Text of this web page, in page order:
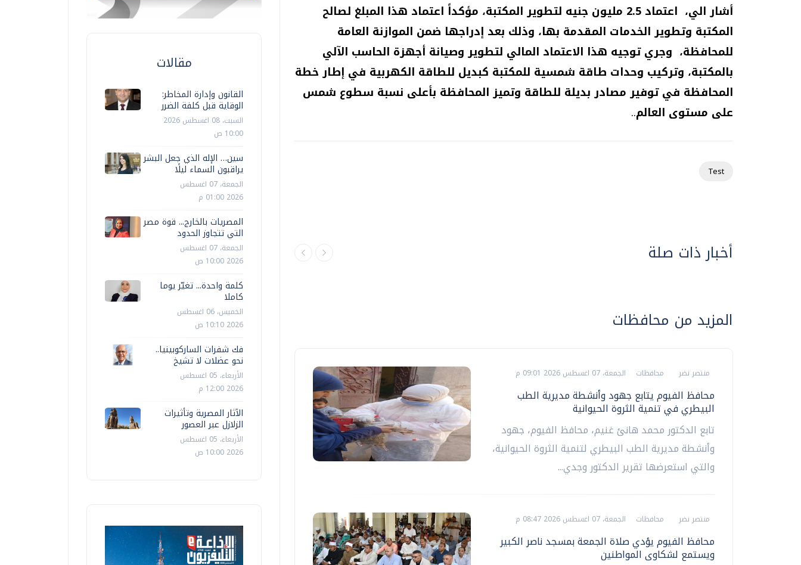
أشار الي، اعتماد 2.5 مليون جنيه لتطوير المكتبة، مؤكداً اعتماد هذا المبلغ لصالح
المكتبة وتطوير الخدمات المقدمة بها، وذلك بعد إدراجها ضمن الموازنة العامة
للمحافظة، وجري توجيه هذا الاعتماد المالي لتطوير وصيانة أجهزة الحاسب الآلي
بالمكتبة، وتركيب وحدات طاقة شمسية للمكتبة كبديل للطاقة الكهربية في إطار خطة
المحافظة في توفير مصادر بديلة للطاقة وتميز المحافظة بأعلى نسبة سطوع شمس
على مستوى العالم.
.
Test
أخبار ذات صلة
المزيد من محافظات
منتصر نضر محافظات الجمعة، 07 اغسطس 2026 09:01 م
محافظ الفيوم يتابع جهود وأنشطة مديرية الطب
البيطري في تنمية الثروة الحيوانية
تابع الدكتور محمد هانئ غنيم، محافظ الفيوم، جهود
وأنشطة مديرية الطب البيطري لتنمية الثروة الحيوانية،
والتي استعرضها تقرير الدكتور وجدي...
منتصر نضر محافظات الجمعة، 07 اغسطس 2026 08:47 م
محافظ الفيوم يؤدي صلاة الجمعة بمسجد ناصر الكبير
ويستمع لشكاوى المواطنين
مقالات
القانون وإدارة المخاطر:
الوقاية قبل كلفة الضرر
السبت، 08 اغسطس 2026
10:00 ص
سين… الإله الذي جعل البشر
يراقبون السماء ليلًا
الجمعة، 07 اغسطس
2026 01:00 م
المصريات بالخارج... قوة مصر
التي تتجاوز الحدود
الجمعة، 07 اغسطس
2026 10:00 ص
كلمة واحدة... تغيّر يوما
كاملا
الخميس، 06 اغسطس
2026 10:10 ص
فك شفرات الساركوبينيا..
نحو عضلات لا تشيخ
الأربعاء، 05 اغسطس
2026 12:00 م
الآثار المصرية وتأثيرات
الزلازل عبر العصور
الأربعاء، 05 اغسطس
2026 10:00 ص